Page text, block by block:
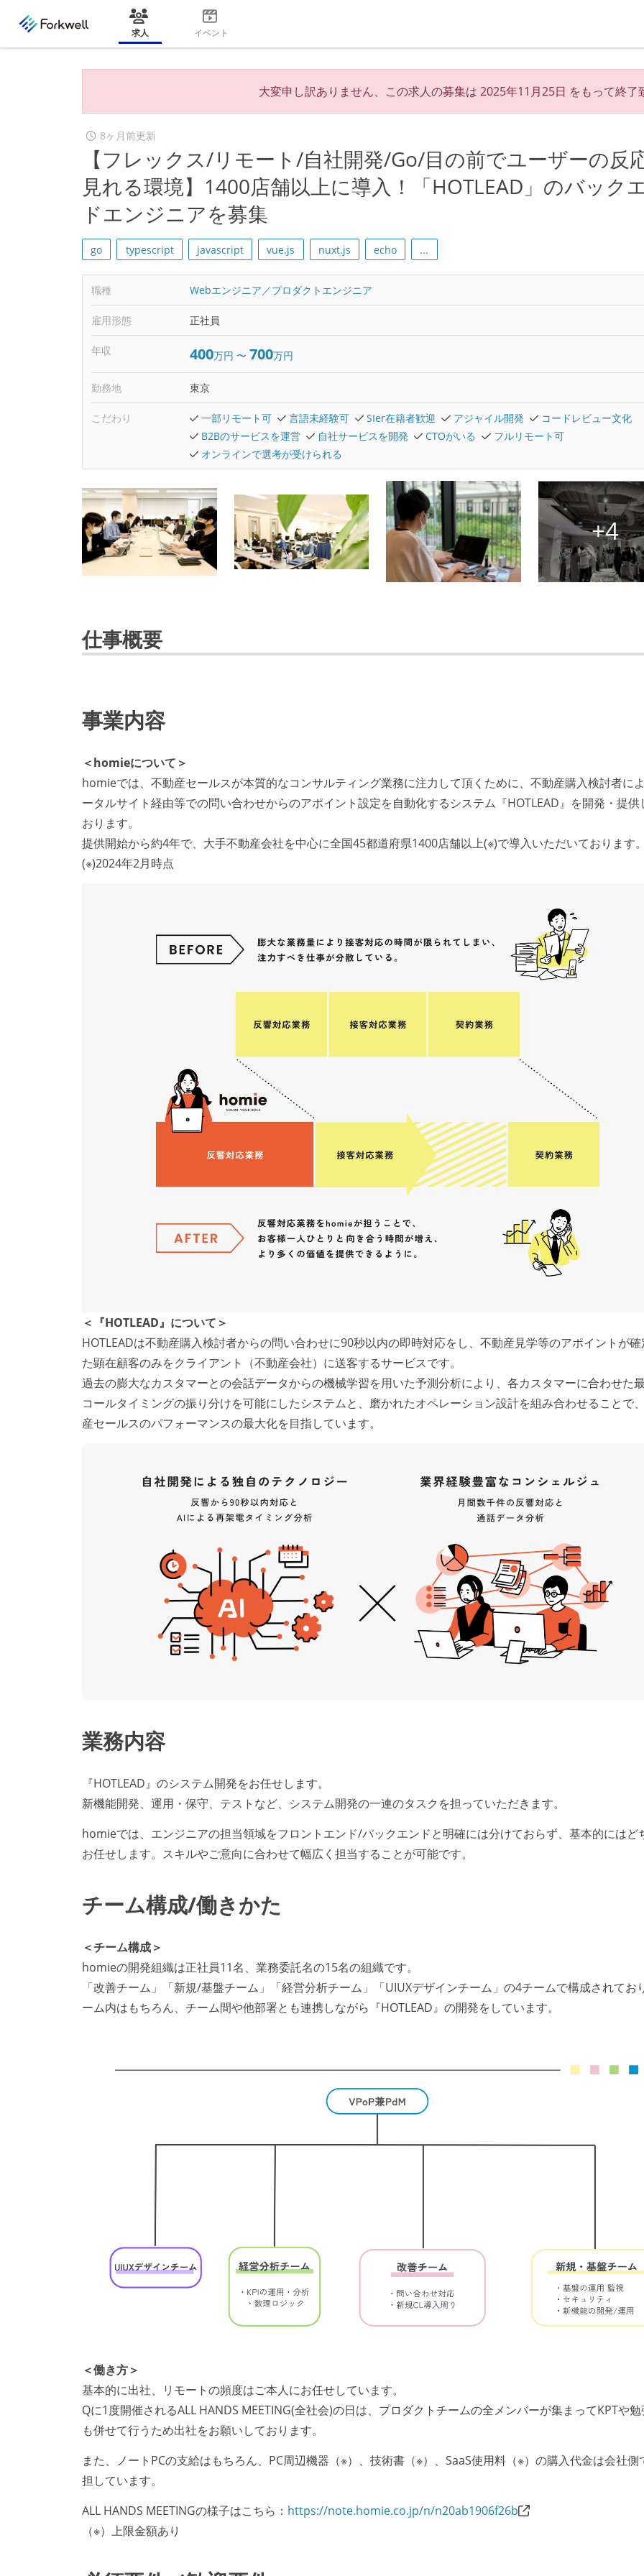
求人 イベント
大変申し訳ありません、この求人の募集は 2025年11月25日 をもって終了
8ヶ月前更新
【フレックス/リモート/自社開発/Go/目の前でユーザーの反
見れる環境】1400店舗以上に導入！「HOTLEAD」のバック
ドエンジニアを募集
go typescript javascript vue.js nuxt.js echo ...
職種 Webエンジニア／プロダクトエンジニア
雇用形態 正社員
年収 400万円 〜 700万円
勤務地 東京
こだわり 一部リモート可 言語未経験可 SIer在籍者歓迎 アジャイル開発
コードレビュー文化
B2Bのサービスを運営
自社サービスを開発 CTOがいる
フルリモート可
オンラインで選考が受けられる
仕事概要
事業内容
＜homieについて＞
homieでは、不動産セールスが本質的なコンサルティング業務に注力して頂くために、不動産購入検討者に
ータルサイト経由等での問い合わせからのアポイント設定を自動化するシステム『HOTLEAD』を開発・提供
おります。
提供開始から約4年で、大手不動産会社を中心に全国45都道府県1400店舗以上(※)で導入いただいております
(※)2024年2月時点
＜『HOTLEAD』について＞
HOTLEADは不動産購入検討者からの問い合わせに90秒以内の即時対応をし、不動産見学等のアポイントが
た顕在顧客のみをクライアント（不動産会社）に送客するサービスです。
過去の膨大なカスタマーとの会話データからの機械学習を用いた予測分析により、各カスタマーに合わせた
コールタイミングの振り分けを可能にしたシステムと、磨かれたオペレーション設計を組み合わせることで
産セールスのパフォーマンスの最大化を目指しています。
業務内容
『HOTLEAD』のシステム開発をお任せします。
新機能開発、運用・保守、テストなど、システム開発の一連のタスクを担っていただきます。
homieでは、エンジニアの担当領域をフロントエンド/バックエンドと明確には分けておらず、基本的にはど
お任せします。スキルやご意向に合わせて幅広く担当することが可能です。
チーム構成/働きかた
＜チーム構成＞
homieの開発組織は正社員11名、業務委託名の15名の組織です。
「改善チーム」「新規/基盤チーム」「経営分析チーム」「UIUXデザインチーム」の4チームで構成されてお
ーム内はもちろん、チーム間や他部署とも連携しながら『HOTLEAD』の開発をしています。
＜働き方＞
基本的に出社、リモートの頻度はご本人にお任せしています。
Qに1度開催されるALL HANDS MEETING(全社会)の日は、プロダクトチームの全メンバーが集まってKPTや
も併せて行うため出社をお願いしております。
また、ノートPCの支給はもちろん、PC周辺機器（※）、技術書（※）、SaaS使用料（※）の購入代金は会社側
担しています。
ALL HANDS MEETINGの様子はこちら： https://note.homie.co.jp/n/n20ab1906f26b
（※）上限金額あり